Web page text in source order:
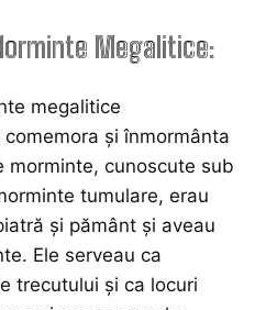
Megalitice:
megalitice
și înmormânta
morminte, cunoscute sub
tumulare, erau
și pământ și aveau
Ele serveau ca
trecutului și ca locuri